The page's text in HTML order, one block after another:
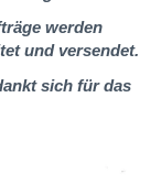
werden
und versendet.
sich für das